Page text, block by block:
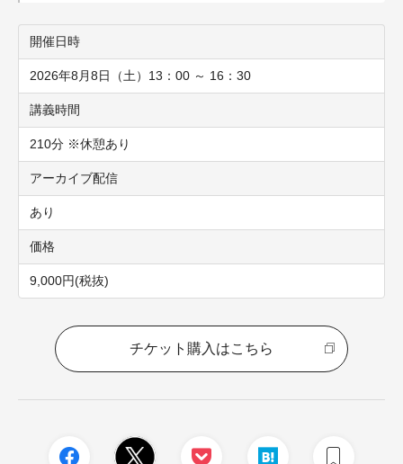
開催日時
2026年8月8日（土）13：00 ～ 16：30
講義時間
210分 ※休憩あり
アーカイブ配信
あり
価格
9,000円(税抜)
チケット購入はこちら